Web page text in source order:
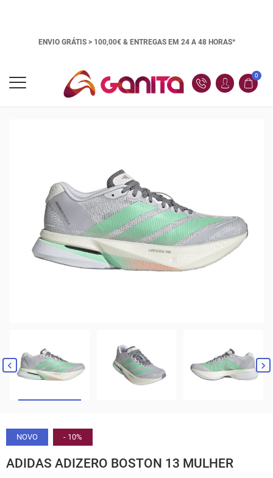
ENVIO GRÁTIS > 100,00€ & ENTREGAS EM 24 A 48 HORAS*
0
 
NOVO - 10%
ADIDAS ADIZERO BOSTON 13 MULHER